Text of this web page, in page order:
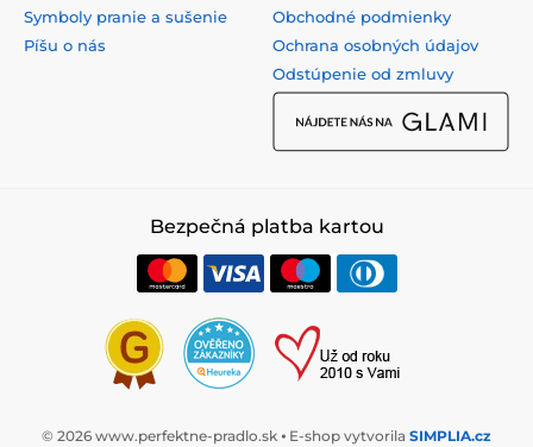
Symboly pranie a sušenie
Píšu o nás
Obchodné podmienky
Ochrana osobných údajov
Odstúpenie od zmluvy
Bezpečná platba kartou
© 2026 www.perfektne-pradlo.sk ⦁ E-shop vytvorila SIMPLIA.cz